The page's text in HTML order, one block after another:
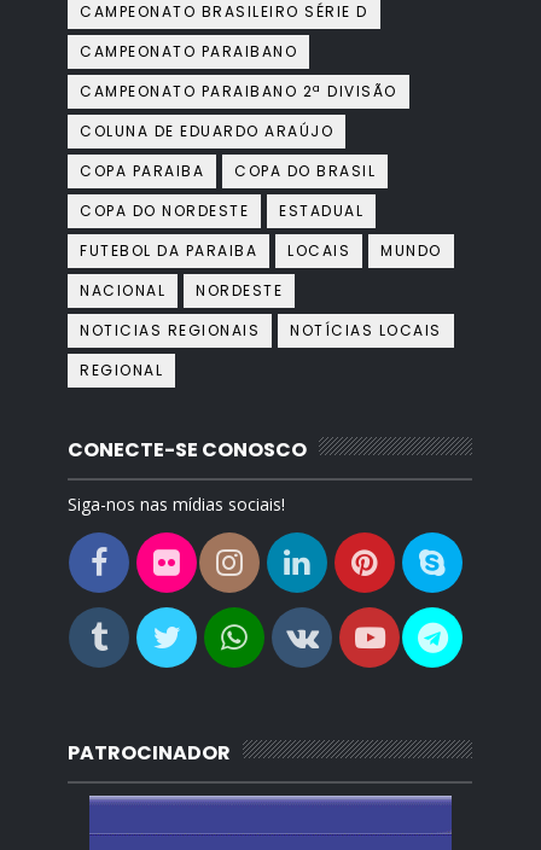
CAMPEONATO BRASILEIRO SÉRIE D
CAMPEONATO PARAIBANO
CAMPEONATO PARAIBANO 2ª DIVISÃO
COLUNA DE EDUARDO ARAÚJO
COPA PARAIBA
COPA DO BRASIL
COPA DO NORDESTE
ESTADUAL
FUTEBOL DA PARAIBA
LOCAIS
MUNDO
NACIONAL
NORDESTE
NOTICIAS REGIONAIS
NOTÍCIAS LOCAIS
REGIONAL
CONECTE-SE CONOSCO
Siga-nos nas mídias sociais!
PATROCINADOR